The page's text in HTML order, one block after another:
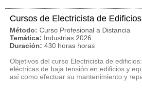
Cursos de Electricista de
Método: Curso Profesional a Distancia
Temática: Industrias 2026
Duración: 430 horas horas
Objetivos del curso Electricista de
eléctricas de baja tensión en edificios y
así como efectuar su mantenimiento y